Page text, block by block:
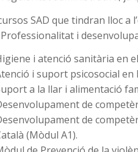
SAD que tindran lloc
i
i atenció sanitària en
i suport psicosocial en
a la llar i alimentació
de
de
(Mòdul A1).